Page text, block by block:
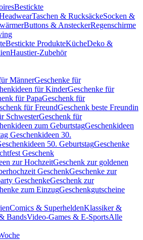
Bestickte
Taschen & RucksäckeSocken &
Buttons & AnsteckerRegenschirme
Bestickte ProdukteKücheDeko &
Haustier-Zubehör
MännerGeschenke für
für KinderGeschenke für
für PapaGeschenk für
für FreundGeschenk beste Freundin
SchwesterGeschenk für
zum GeburtstagGeschenkideen
Geschenkideen 30.
50. GeburtstagGeschenke
Geschenk
zur HochzeitGeschenk zur goldenen
GeschenkGeschenke zur
GeschenkeGeschenk zur
zum EinzugGeschenkgutscheine
Comics & SuperheldenKlassiker &
BandsVideo-Games & E-SportsAlle